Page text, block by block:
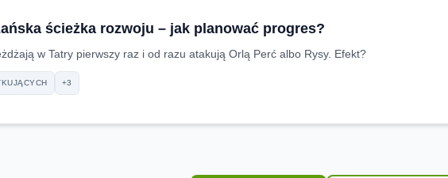
ścieżka rozwoju – jak planować progres?
w Tatry pierwszy raz i od razu atakują Orlą Perć albo Rysy. Efekt?
+3